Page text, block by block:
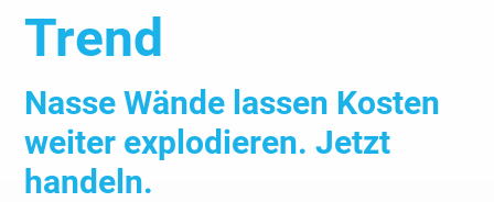
Trend
Nasse Wände lassen Kosten
weiter explodieren. Jetzt
handeln.